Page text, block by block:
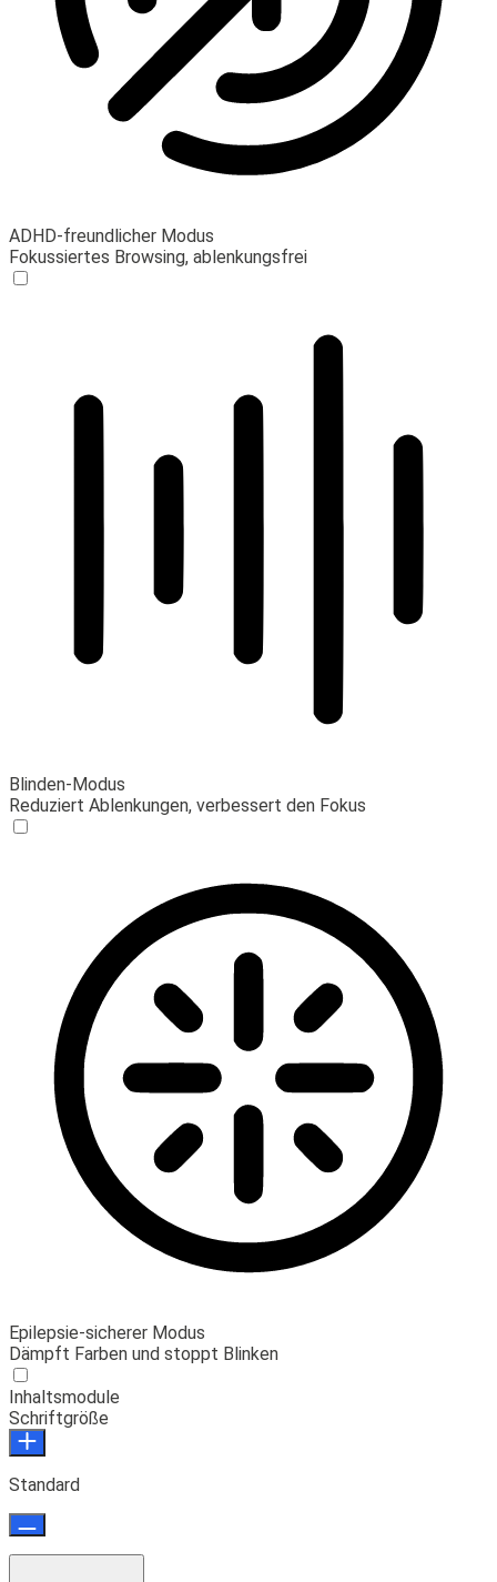
ADHD-freundlicher Modus
Fokussiertes Browsing, ablenkungsfrei
Blinden-Modus
Reduziert Ablenkungen, verbessert den Fokus
Epilepsie-sicherer Modus
Dämpft Farben und stoppt Blinken
Inhaltsmodule
Schriftgröße
Standard